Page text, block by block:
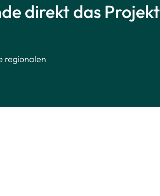
direkt das Projekt
regionalen